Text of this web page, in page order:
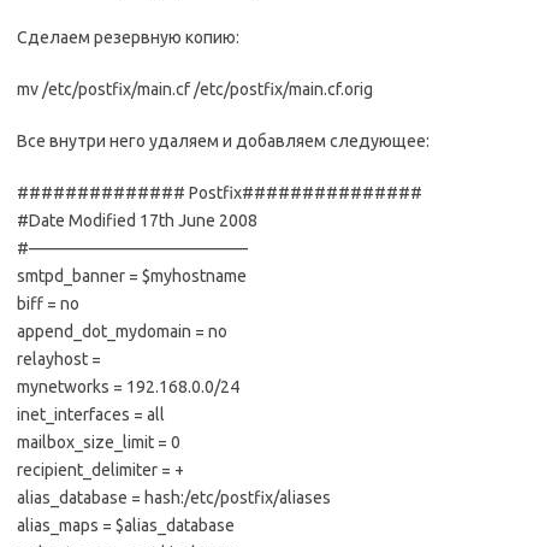
Сделаем резервную копию:
mv /etc/postfix/main.cf /etc/postfix/main.cf.orig
Все внутри него удаляем и добавляем следующее:
############## Postfix###############
#Date Modified 17th June 2008
#—————————————
smtpd_banner = $myhostname
biff = no
append_dot_mydomain = no
relayhost =
mynetworks = 192.168.0.0/24
inet_interfaces = all
mailbox_size_limit = 0
recipient_delimiter = +
alias_database = hash:/etc/postfix/aliases
alias_maps = $alias_database